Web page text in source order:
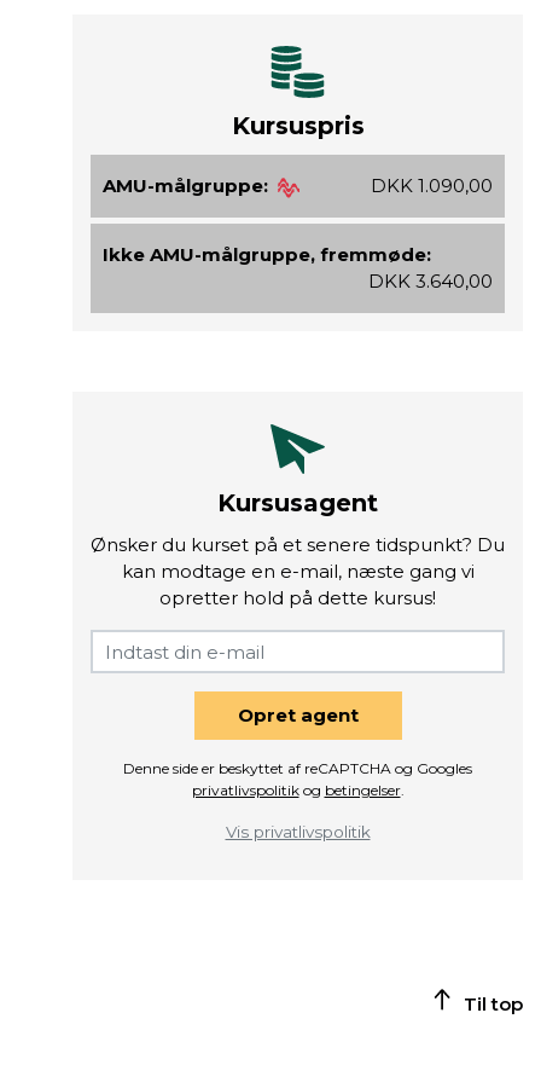
Kursuspris
AMU-målgruppe: DKK 1.090,00
Ikke AMU-målgruppe, fremmøde:
DKK 3.640,00
Kursusagent
Ønsker du kurset på et senere tidspunkt? Du
kan modtage en e-mail, næste gang vi
opretter hold på dette kursus!
Opret agent
Denne side er beskyttet af reCAPTCHA og Googles
privatlivspolitikog betingelser.
Vis privatlivspolitik
Til top